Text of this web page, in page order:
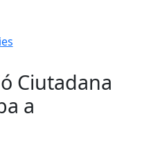
Ciutadana
a